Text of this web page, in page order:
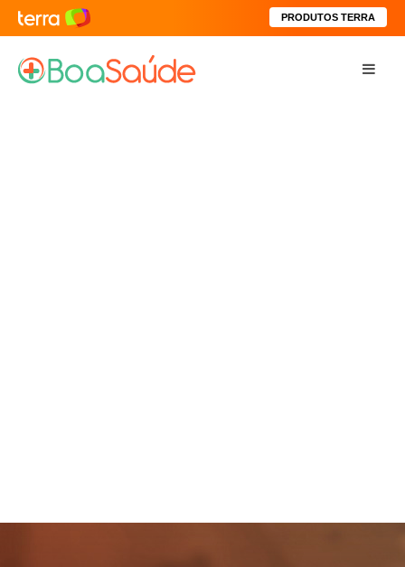
PRODUTOS TERRA